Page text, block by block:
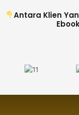
Antara Klien